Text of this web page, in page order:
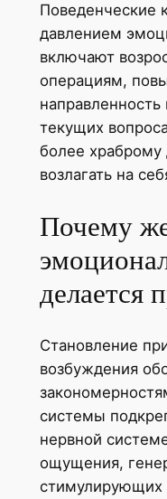
Поведенческие
давлением
включают
операциям,
текущих
более храброму
возлагать на
Почему
делается
Становление
возбуждения
системы
нервной
ощущения,
стимулирующих